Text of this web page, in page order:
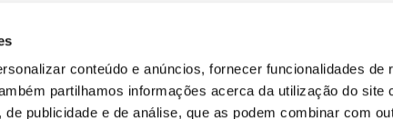
conteúdo e anúncios, fornecer funcionalidades de
partilhamos informações acerca da utilização do site
publicidade e de análise, que as podem combinar com
Política de Privacidade
Política de Cookies